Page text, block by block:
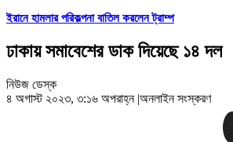
ইরানে হামলার পরিকল্পনা বাতিল করলেন ট্রাম্প
ঢাকায় সমাবেশের ডাক দিয়েছে ১৪ দল
নিউজ ডেস্ক
৪ অগাস্ট ২০২৩, ৩:১৬ অপরাহ্ন |অনলাইন সংস্করণ